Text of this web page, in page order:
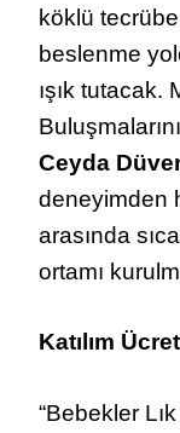
köklü
beslenme
ışık tutacak.
Ceyda
deneyimden
arasında
ortamı
Katılım
“Bebekler